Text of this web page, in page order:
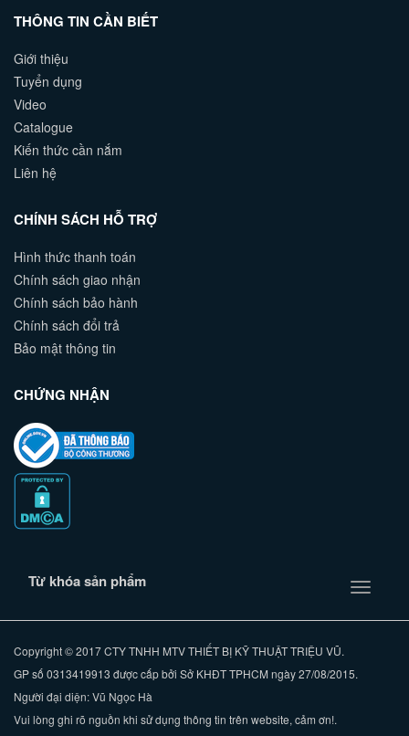
THÔNG TIN CẦN BIẾT
Giới thiệu
Tuyển dụng
Video
Catalogue
Kiến thức cần nắm
Liên hệ
CHÍNH SÁCH HỖ TRỢ
Hình thức thanh toán
Chính sách giao nhận
Chính sách bảo hành
Chính sách đổi trả
Bảo mật thông tin
CHỨNG NHẬN
Toggle
Từ khóa sản phẩm
Copyright © 2017 CTY TNHH MTV THIẾT BỊ KỸ THUẬT TRIỆU VŨ.
GP số 0313419913 được cấp bởi Sở KHĐT TPHCM ngày 27/08/2015.
Người đại diện: Vũ Ngọc Hà
Vui lòng ghi rõ nguồn khi sử dụng thông tin trên website, cảm ơn!.